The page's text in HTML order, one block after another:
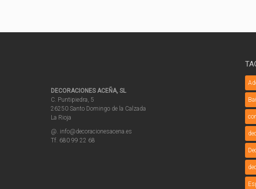
DECORACIONES ACEÑA, SL
C. Puntipiedra, 5
26250 Santo Domingo de la Calzada
La Rioja
@. info@decoracionesacena.es
Tf. 680 99 22 68